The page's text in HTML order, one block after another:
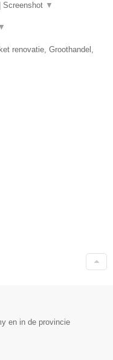
Screenshot ▼
▼
renovatie, Groothandel,
en in de provincie